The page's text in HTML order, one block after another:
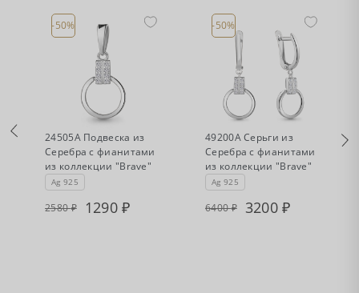
-50%
Есть в наличии
24505А Подвеска из
Серебра с фианитами
из коллекции "Brave"
Ag 925
2580 1290
-50%
Есть в наличии
49200А Серьги из
Серебра с фианитами
из коллекции "Brave"
Ag 925
6400 3200